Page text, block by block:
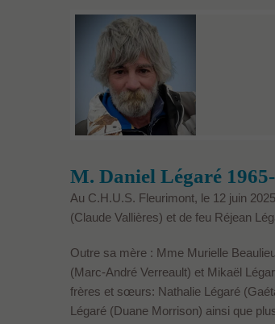
M. Daniel Légaré
Au C.H.U.S. Fleurimont, le 12 juin
(Claude Vallières) et de feu Réjean
Outre sa mère : Mme Murielle
(Marc-André Verreault) et Mikaël
frères et sœurs: Nathalie Légaré
Légaré (Duane Morrison) ainsi que